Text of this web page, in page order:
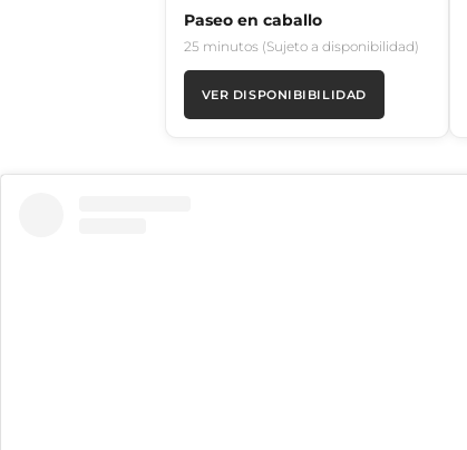
Paseo en caballo
25 minutos (Sujeto a disponibilidad)
VER DISPONIBIBILIDAD